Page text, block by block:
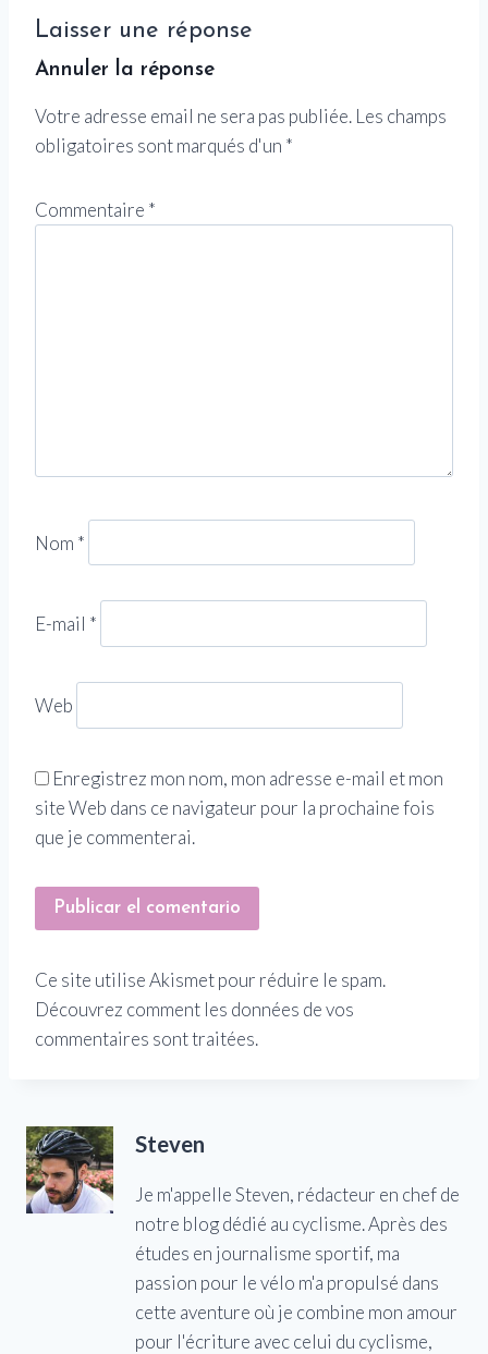
Laisser une réponse
Annuler la réponse
Votre adresse email ne sera pas publiée. Les champs
obligatoires sont marqués d'un *
Commentaire *
Nom *
E-mail *
Web
Enregistrez mon nom, mon adresse e-mail et mon
site Web dans ce navigateur pour la prochaine fois
que je commenterai.
Ce site utilise Akismet pour réduire le spam.
Découvrez comment les données de vos
commentaires sont traitées.
Steven
Je m'appelle Steven, rédacteur en chef de
notre blog dédié au cyclisme. Après des
études en journalisme sportif, ma
passion pour le vélo m'a propulsé dans
cette aventure où je combine mon amour
pour l'écriture avec celui du cyclisme,